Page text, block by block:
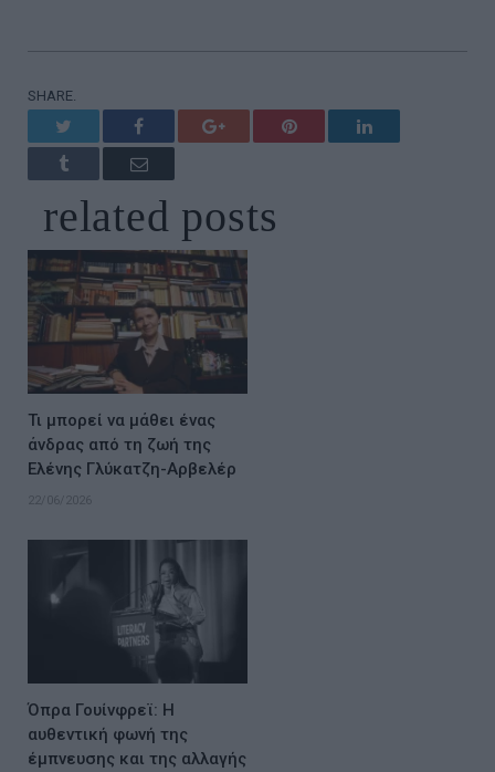
SHARE.
Facebook Google+ Pinterest LinkedIn
Tumblr Email
related posts
Τι μπορεί να μάθει ένας
άνδρας από τη ζωή της
Ελένης Γλύκατζη-Αρβελέρ
22/06/2026
Όπρα Γουίνφρεϊ: Η
αυθεντική φωνή της
έμπνευσης και της αλλαγής